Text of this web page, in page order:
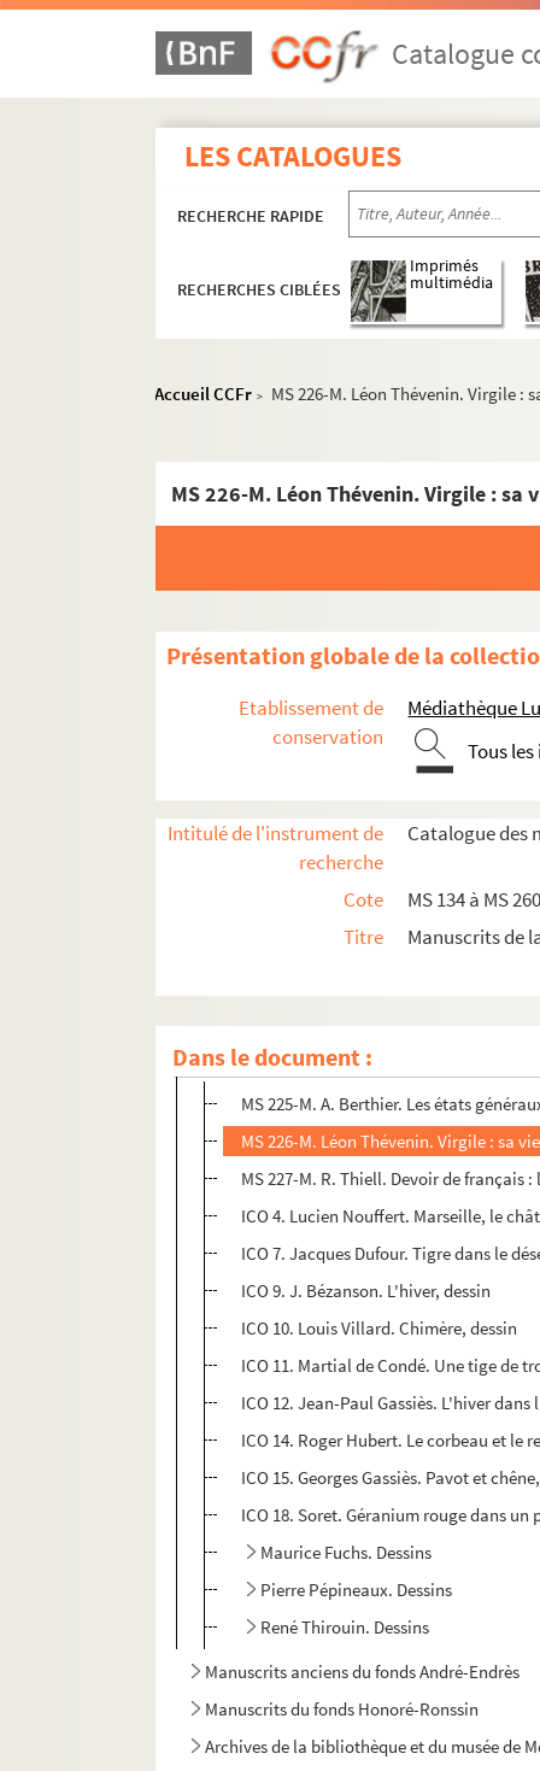
Catalogue
LES CATALOGUES
RECHERCHE RAPIDE
RECHERCHES CIBLÉES
Imprimés
multimédia
Accueil CCFr > MS 226-M. Léon Thévenin. Virgile :
MS 226-M. Léon Thévenin. Virgile : sa
Présentation globale de la
Etablissement de
conservation
Médiathèque
Tous
Intitulé de l'instrument de
recherche
Catalogue des
Cote
MS 134 à MS
Titre
Manuscrits de
Dans le document :
Manuscrits de l'évêché et du grand
Fonds du collège de Meaux
MS 210-P. Magu et le collège de Meaux
Travaux d'élèves
MS 225-M. A. Berthier. Les états
MS 226-M. Léon Thévenin. Virgile : sa
MS 227-M. R. Thiell. Devoir de français
ICO 4. Lucien Nouffert. Marseille, le
ICO 7. Jacques Dufour. Tigre dans le
ICO 9. J. Bézanson. L'hiver, dessin
ICO 10. Louis Villard. Chimère, dessin
ICO 11. Martial de Condé. Une tige de
ICO 12. Jean-Paul Gassiès. L'hiver
ICO 14. Roger Hubert. Le corbeau et le
ICO 15. Georges Gassiès. Pavot et
ICO 18. Soret. Géranium rouge dans un
Maurice Fuchs. Dessins
Pierre Pépineaux. Dessins
René Thirouin. Dessins
Manuscrits anciens du fonds André-Endrès
Manuscrits du fonds Honoré-Ronssin
Archives de la bibliothèque et du musée de